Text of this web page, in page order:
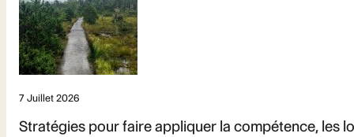
7 Juillet 2026
Stratégies pour faire appliquer la compétence, les